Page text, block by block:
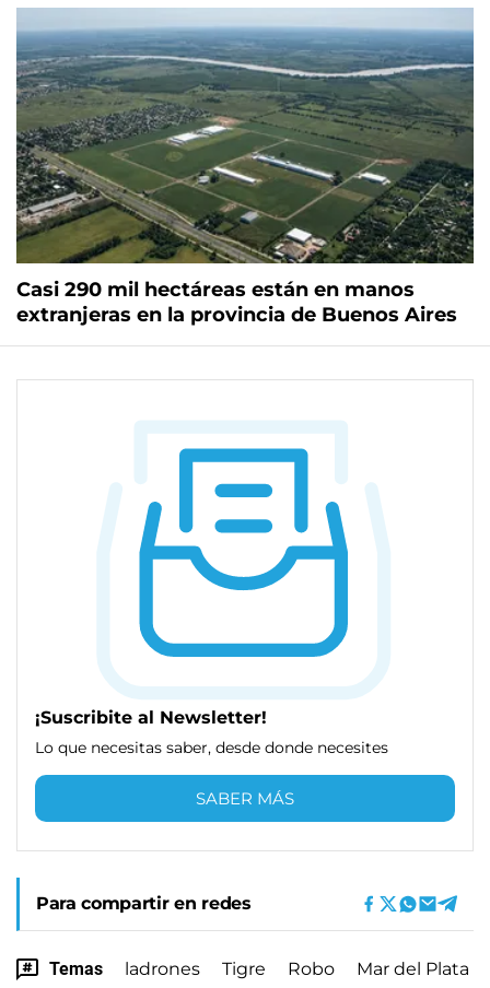
Casi 290 mil hectáreas están en manos
extranjeras en la provincia de Buenos Aires
¡Suscribite al Newsletter!
Lo que necesitas saber, desde donde necesites
SABER MÁS
Para compartir en redes
Temas ladrones Tigre Robo Mar del Plata